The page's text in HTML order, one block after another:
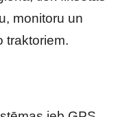
monitoru un
traktoriem.